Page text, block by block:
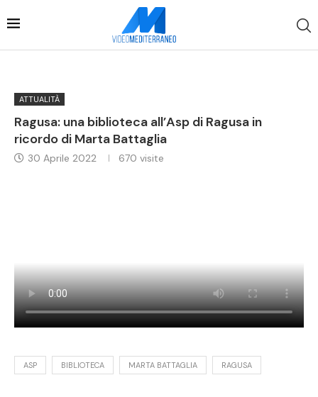
ATTUALITÀ
Ragusa: una biblioteca all’Asp di Ragusa in
ricordo di Marta Battaglia
30 Aprile 2022 670 visite
ASP BIBLIOTECA MARTA BATTAGLIA RAGUSA